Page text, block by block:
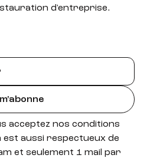
d'entreprise.
acceptez nos conditions
est aussi respectueux de
et seulement 1 mail par